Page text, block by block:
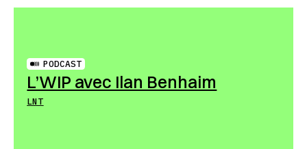
PODCAST
L’WIP avec Ilan Benhaim
LNT